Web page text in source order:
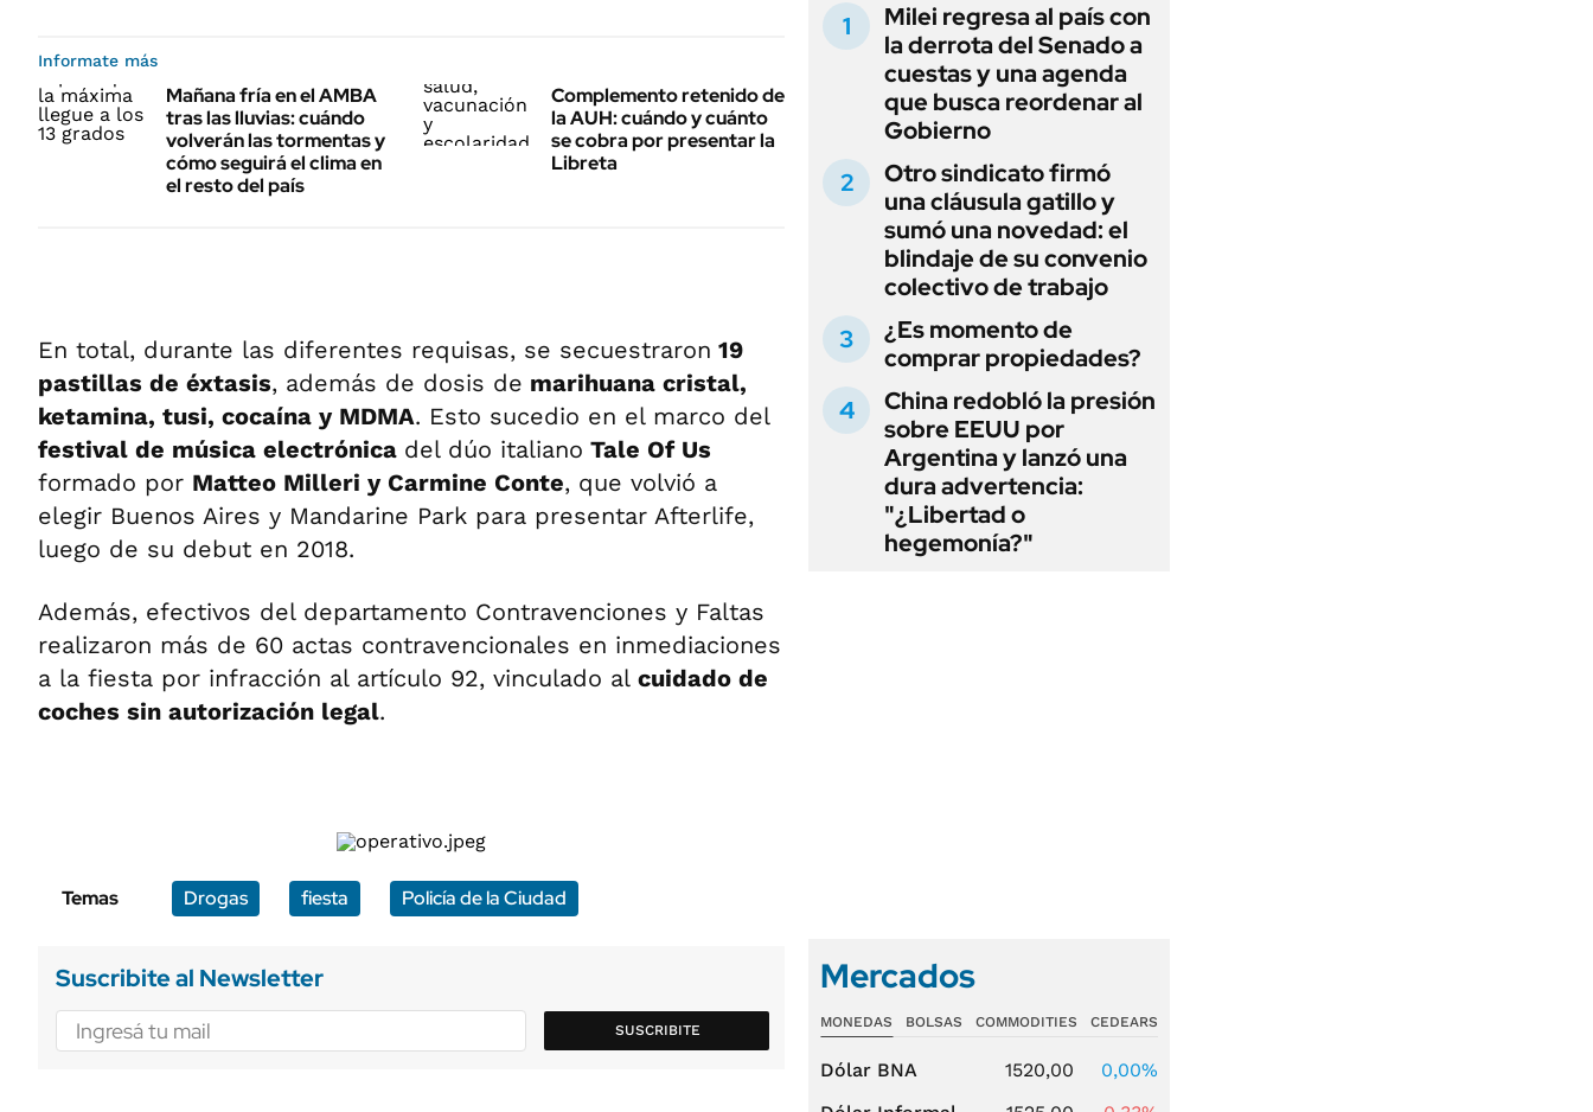
Informate más
Mañana fría en el AMBA
tras las lluvias: cuándo
volverán las tormentas y
cómo seguirá el clima en
el resto del país
Complemento retenido de
la AUH: cuándo y cuánto
se cobra por presentar la
Libreta
En total, durante las diferentes requisas, se secuestraron 19
pastillas de éxtasis, además de dosis de marihuana cristal,
ketamina, tusi, cocaína y MDMA. Esto sucedio en el marco del
festival de música electrónica del dúo italiano Tale Of Us
formado por Matteo Milleri y Carmine Conte, que volvió a
elegir Buenos Aires y Mandarine Park para presentar Afterlife,
luego de su debut en 2018.
Además, efectivos del departamento Contravenciones y Faltas
realizaron más de 60 actas contravencionales en inmediaciones
a la fiesta por infracción al artículo 92, vinculado al cuidado de
coches sin autorización legal.
Temas Drogas fiesta Policía de la Ciudad
Suscribite al Newsletter
SUSCRIBITE
Milei regresa al país con
la derrota del Senado a
cuestas y una agenda
que busca reordenar al
Gobierno
Otro sindicato firmó
una cláusula gatillo y
sumó una novedad: el
blindaje de su convenio
colectivo de trabajo
¿Es momento de
comprar propiedades?
China redobló la presión
sobre EEUU por
Argentina y lanzó una
dura advertencia:
"¿Libertad o
hegemonía?"
Mercados
MONEDAS BOLSAS COMMODITIES CEDEARS
Dólar BNA 1520,00
0,00%